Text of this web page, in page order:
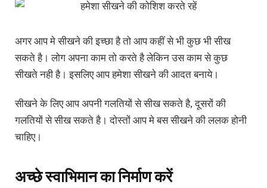
अगर आप मे सीखने की इच्छा है तो आप कहीं से भी कुछ भी सीख
सकते है। लोग अपना काम तो करते है लेकिन उस काम से कुछ
सीखते नही है। इसलिए आप हमेशा सीखने की आदत बनाये।
सीखने के लिए आप अपनी गलतियों से सीख सकते है, दूसरों की
गलतियों से सीख सकते है। दोस्तों आप मे बस सीखने की ललक होनी
चाहिए।
अच्छे स्वाभिमान का निर्माण करें